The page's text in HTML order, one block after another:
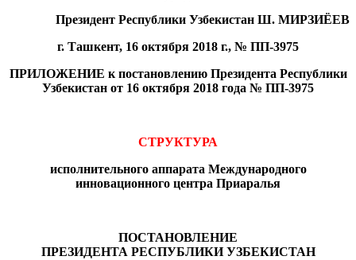
Президент Республики Узбекистан Ш. МИРЗИЁЕВ
г. Ташкент, 16 октября 2018 г., № ПП-3975
ПРИЛОЖЕНИЕ к постановлению Президента Республики
Узбекистан от 16 октября 2018 года № ПП-3975
СТРУКТУРА
исполнительного аппарата Международного
инновационного центра Приаралья
ПОСТАНОВЛЕНИЕ
ПРЕЗИДЕНТА РЕСПУБЛИКИ УЗБЕКИСТАН